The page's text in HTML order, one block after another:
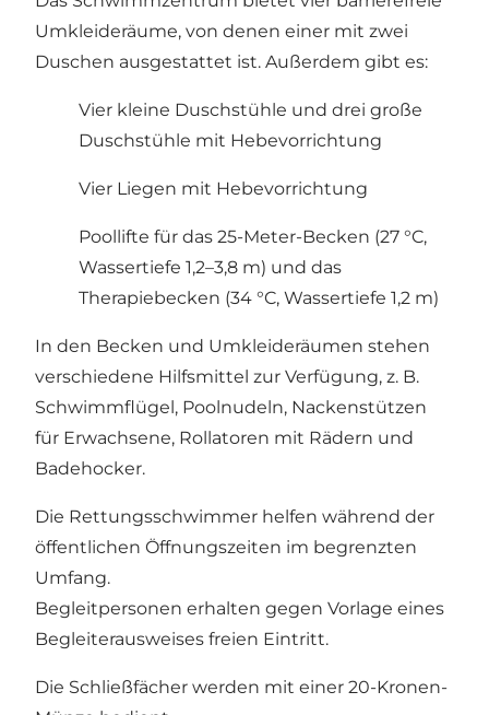
Umkleideräume, von denen einer mit zwei
Duschen ausgestattet ist. Außerdem gibt es:
Vier kleine Duschstühle und drei große
Duschstühle mit Hebevorrichtung
Vier Liegen mit Hebevorrichtung
Poollifte für das 25-Meter-Becken (27 °C,
Wassertiefe 1,2–3,8 m) und das
Therapiebecken (34 °C, Wassertiefe 1,2 m)
In den Becken und Umkleideräumen stehen
verschiedene Hilfsmittel zur Verfügung, z. B.
Schwimmflügel, Poolnudeln, Nackenstützen
für Erwachsene, Rollatoren mit Rädern und
Badehocker.
Die Rettungsschwimmer helfen während der
öffentlichen Öffnungszeiten im begrenzten
Umfang.
Begleitpersonen erhalten gegen Vorlage eines
Begleiterausweises freien Eintritt.
Die Schließfächer werden mit einer 20-Kronen-